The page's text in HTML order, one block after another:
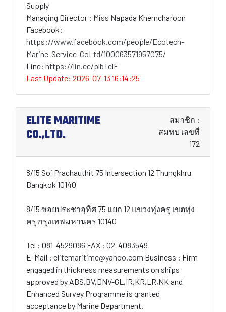
Supply
Managing Director : Miss Napada Khemcharoon
Facebook:
https://www.facebook.com/people/Ecotech-
Marine-Service-CoLtd/100063571957075/
Line: https://lin.ee/plbTclF
Last Update: 2026-07-13 16:14:25
ELITE MARITIME
CO.,LTD.
สมาชิก :
สมทบ เลขที่
172
8/15 Soi Prachauthit 75 Intersection 12 Thungkhru
Bangkok 10140
8/15 ซอยประชาอุทิศ 75 แยก 12 แขวงทุ่งครุ เขตทุ่ง
ครุ กรุงเทพมหานคร 10140
Tel : 081-4529086 FAX : 02-4083549
E-Mail : elitemaritime@yahoo.com Business : Firm
engaged in thickness measurements on ships
approved by ABS,BV,DNV-GL,IR,KR,LR,NK and
Enhanced Survey Programme is granted
acceptance by Marine Department.